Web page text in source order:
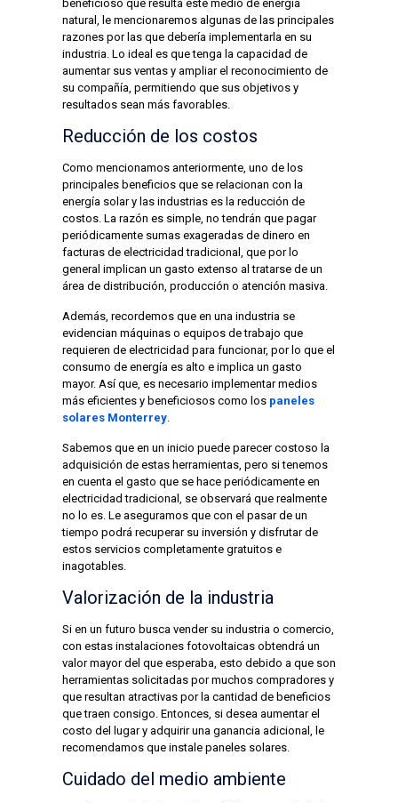
beneficioso que resulta este medio de energía
natural, le mencionaremos algunas de las principales
razones por las que debería implementarla en su
industria. Lo ideal es que tenga la capacidad de
aumentar sus ventas y ampliar el reconocimiento de
su compañía, permitiendo que sus objetivos y
resultados sean más favorables.
Reducción de los costos
Como mencionamos anteriormente, uno de los
principales beneficios que se relacionan con la
energía solar y las industrias es la reducción de
costos. La razón es simple, no tendrán que pagar
periódicamente sumas exageradas de dinero en
facturas de electricidad tradicional, que por lo
general implican un gasto extenso al tratarse de un
área de distribución, producción o atención masiva.
Además, recordemos que en una industria se
evidencian máquinas o equipos de trabajo que
requieren de electricidad para funcionar, por lo que el
consumo de energía es alto e implica un gasto
mayor. Así que, es necesario implementar medios
más eficientes y beneficiosos como los paneles
solares Monterrey.
Sabemos que en un inicio puede parecer costoso la
adquisición de estas herramientas, pero si tenemos
en cuenta el gasto que se hace periódicamente en
electricidad tradicional, se observará que realmente
no lo es. Le aseguramos que con el pasar de un
tiempo podrá recuperar su inversión y disfrutar de
estos servicios completamente gratuitos e
inagotables.
Valorización de la industria
Si en un futuro busca vender su industria o comercio,
con estas instalaciones fotovoltaicas obtendrá un
valor mayor del que esperaba, esto debido a que son
herramientas solicitadas por muchos compradores y
que resultan atractivas por la cantidad de beneficios
que traen consigo. Entonces, si desea aumentar el
costo del lugar y adquirir una ganancia adicional, le
recomendamos que instale paneles solares.
Cuidado del medio ambiente